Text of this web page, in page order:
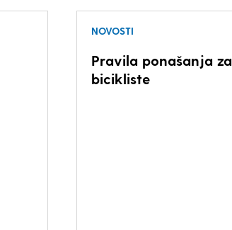
NOVOSTI
Pravila ponašanja za
bicikliste